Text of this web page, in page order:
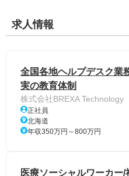
求人情報
全国各地ヘルプデスク業
実の教育体制
株式会社BREXA Technology
正社員
北海道
年収350万円～800万円
医療ソーシャルワーカー